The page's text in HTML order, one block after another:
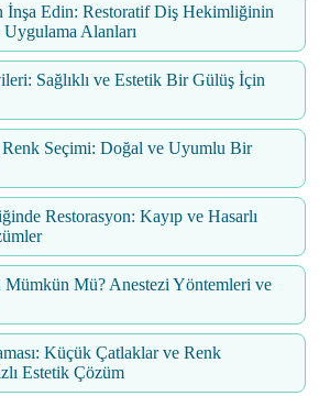
İnşa Edin: Restoratif Diş Hekimliğinin
Alanları
Sağlıklı ve Estetik Bir Gülüş İçin
Seçimi: Doğal ve Uyumlu Bir
Restorasyon: Kayıp ve Hasarlı
Mümkün Mü? Anestezi Yöntemleri ve
Küçük Çatlaklar ve Renk
Estetik Çözüm